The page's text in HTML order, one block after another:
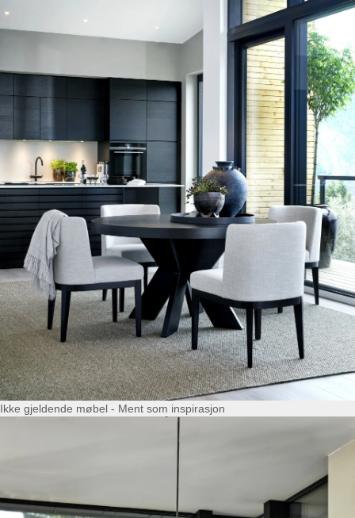
Ikke gjeldende møbel - Ment som inspirasjon